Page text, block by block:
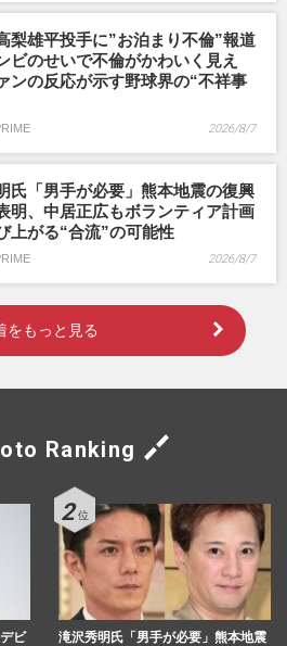
梨雄平投手に”お泊まり不倫”報道
ビのせいで不倫がかわいく見え
ンの反応が示す野球界の“不祥事
2026/8/7
氏「男手が必要」熊本地震の復興
明、中居正広もボランティア計画
上がる“合流”の可能性
2026/8/7
をもっと見る
Ranking
ビ
滝沢秀明氏「男手が必要」熊本地震